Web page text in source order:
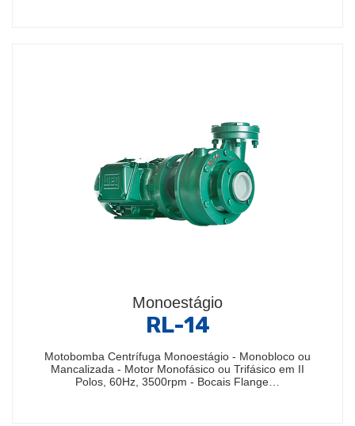
Monoestágio
RL-14
Motobomba Centrífuga Monoestágio - Monobloco ou
Mancalizada - Motor Monofásico ou Trifásico em II
Polos, 60Hz, 3500rpm - Bocais Flange…